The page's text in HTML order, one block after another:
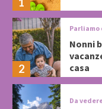
2
Parliamo
Nonni
casa
Da